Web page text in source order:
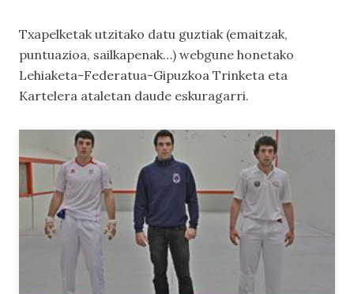
Txapelketak utzitako datu guztiak (emaitzak,
puntuazioa, sailkapenak…) webgune honetako
Lehiaketa-Federatua-Gipuzkoa Trinketa eta
Kartelera ataletan daude eskuragarri.